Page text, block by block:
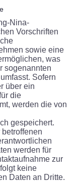
Nina-
Vorschriften
sowie eine
was
sogenannten
Sofern
über ein
die
werden die von
gespeichert.
werden für
zur
keine
Daten an Dritte.